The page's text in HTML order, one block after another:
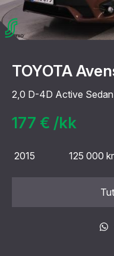
TOYOTA
2,0 D-4D Active Sedan
177 € /kk
2015 125 000